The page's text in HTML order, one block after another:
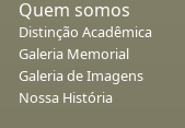
Quem somos
Distinção Acadêmica
Galeria Memorial
Galeria de Imagens
Nossa História